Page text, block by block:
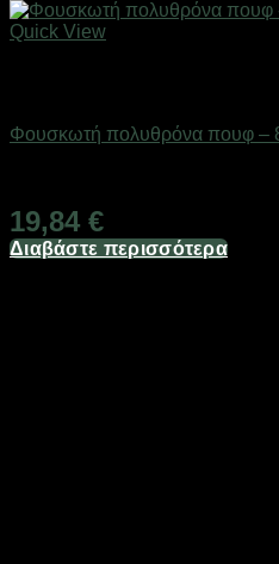
Quick View
Φουσκωτή πολυθρόνα πουφ –
19,84 €
Διαβάστε περισσότερα